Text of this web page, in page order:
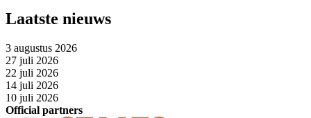
Laatste nieuws
3 augustus 2026
27 juli 2026
22 juli 2026
14 juli 2026
10 juli 2026
Official partners